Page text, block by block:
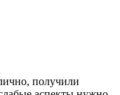
получили